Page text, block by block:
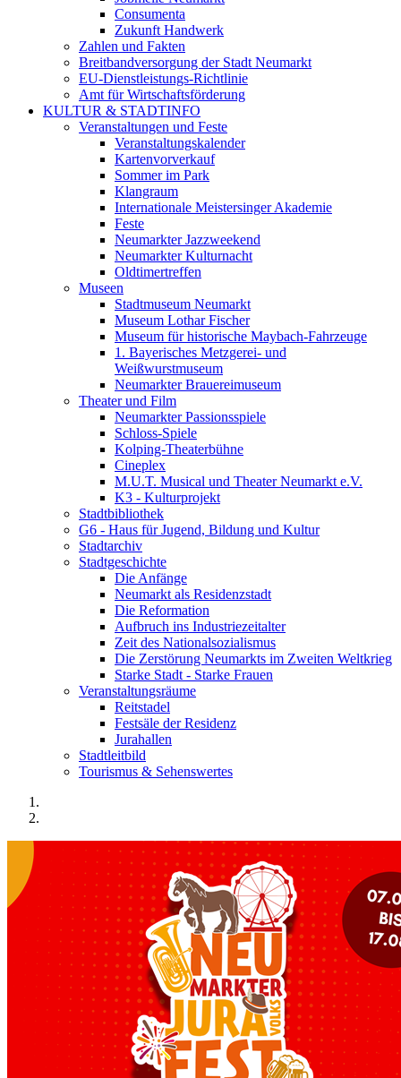
Consumenta
Zukunft Handwerk
Zahlen und Fakten
Breitbandversorgung der Stadt Neumarkt
EU-Dienstleistungs-Richtlinie
Amt für Wirtschaftsförderung
KULTUR & STADTINFO
Veranstaltungen und Feste
Veranstaltungskalender
Kartenvorverkauf
Sommer im Park
Klangraum
Internationale Meistersinger Akademie
Feste
Neumarkter Jazzweekend
Neumarkter Kulturnacht
Oldtimertreffen
Museen
Stadtmuseum Neumarkt
Museum Lothar Fischer
Museum für historische Maybach-Fahrzeuge
1. Bayerisches Metzgerei- und
Weißwurstmuseum
Neumarkter Brauereimuseum
Theater und Film
Neumarkter Passionsspiele
Schloss-Spiele
Kolping-Theaterbühne
Cineplex
M.U.T. Musical und Theater Neumarkt e.V.
K3 - Kulturprojekt
Stadtbibliothek
G6 - Haus für Jugend, Bildung und Kultur
Stadtarchiv
Stadtgeschichte
Die Anfänge
Neumarkt als Residenzstadt
Die Reformation
Aufbruch ins Industriezeitalter
Zeit des Nationalsozialismus
Die Zerstörung Neumarkts im Zweiten Weltkrieg
Starke Stadt - Starke Frauen
Veranstaltungsräume
Reitstadel
Festsäle der Residenz
Jurahallen
Stadtleitbild
Tourismus & Sehenswertes